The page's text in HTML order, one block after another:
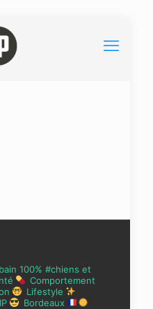
100% #chiens et
Comportement
Lifestyle
Bordeaux